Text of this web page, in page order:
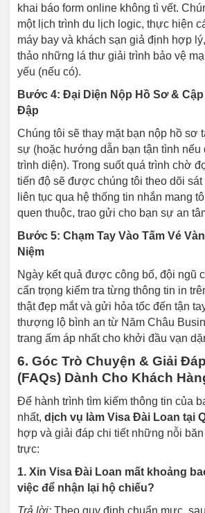
khai báo form online không tì vết.
một lịch trình du lịch logic, thực hiện
máy bay và khách sạn giả định hợp
thảo những lá thư giải trình bảo vệ
yếu (nếu có).
Bước 4: Đại Diện Nộp Hồ Sơ &
Đập
Chúng tôi sẽ thay mặt bạn nộp hồ sơ
sự (hoặc hướng dẫn bạn tận tình nếu
trình diện). Trong suốt quá trình chờ
tiến độ sẽ được chúng tôi theo dõi
liên tục qua hệ thống tin nhắn mang
quen thuộc, trao gửi cho bạn sự an
Bước 5: Chạm Tay Vào Tấm Vé
Niệm
Ngày kết quả được công bố, đội ngũ
cẩn trọng kiểm tra từng thông tin in
thật đẹp mắt và gửi hỏa tốc đến tận
thượng lộ bình an từ Năm Châu
trang ấm áp nhất cho khởi đầu vạn
6. Góc Trò Chuyện & Giải
(FAQs) Dành Cho Khách
Để hành trình tìm kiếm thông tin của
nhất, dịch vụ làm Visa Đài Loan tại
hợp và giải đáp chi tiết những nỗi
trực:
1. Xin Visa Đài Loan mất khoảng
việc để nhận lại hộ chiếu?
Trả lời: Theo quy định chuẩn mực,